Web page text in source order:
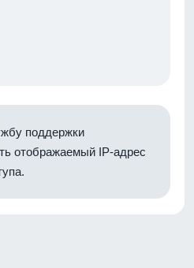
поддержки
отображаемый IP-адрес